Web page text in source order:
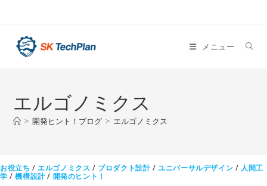
メニュー
エルゴノミクス
> 開発ヒント！ブログ > エルゴノミクス
お役立ち /エルゴノミクス / プロダクト設計/ユニバーサルデザイン / 人間工
学 /機構設計/ 開発のヒント！